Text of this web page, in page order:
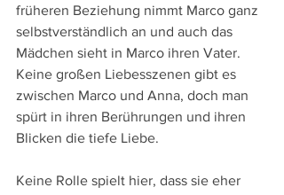
früheren Beziehung nimmt Marco ganz
selbstverständlich an und auch das
Mädchen sieht in Marco ihren Vater.
Keine großen Liebesszenen gibt es
zwischen Marco und Anna, doch man
spürt in ihren Berührungen und ihren
Blicken die tiefe Liebe.
Keine Rolle spielt hier, dass sie eher